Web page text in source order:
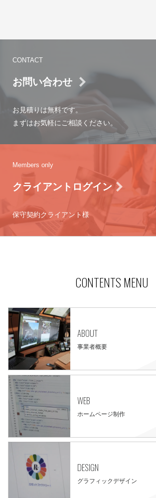
CONTACT
お問い合わせ
お見積りは無料です。
まずはお気軽にご相談ください。
Members only
クライアントログイン
保守契約クライアント様
CONTENTS MENU
ABOUT
事業者概要
WEB
ホームページ制作
DESIGN
グラフィックデザイン